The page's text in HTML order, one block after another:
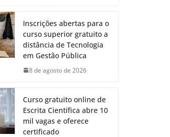
Inscrições abertas para o
curso superior gratuito a
distância de Tecnologia
em Gestão Pública
8 de agosto de 2026
Curso gratuito online de
Escrita Científica abre 10
mil vagas e oferece
certificado